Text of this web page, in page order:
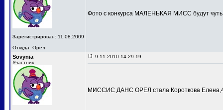
Зарегистрирован: 11.08.2009
Откуда: Орел
Фото с конкурса МАЛЕНЬКАЯ МИСС будут
Sovynia
Участник
9.11.2010 14:29:19
МИССИС ДАНС ОРЕЛ стала Короткова